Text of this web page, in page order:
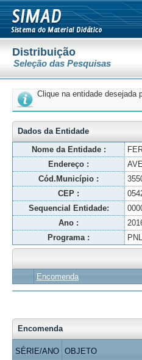
Distribuição
Seleção das Pesquisas
Clique na entidade desejada
Dados da Entidade
Nome da Entidade :
Endereço :
Cód.Município :
CEP :
Sequencial Entidade:
Ano :
Programa :
Encomenda
Encomenda
SÉRIE/ANO OBJETO